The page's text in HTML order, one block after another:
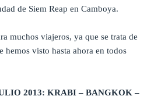
de Siem Reap en Camboya.
muchos viajeros, ya que se trata de
hemos visto hasta ahora en todos
2013: KRABI – BANGKOK –